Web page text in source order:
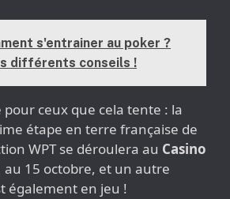
s'entrainer au poker ?
différents conseils !
pour ceux que cela tente : la
étape en terre française de
WPT se déroulera au Casino
au 15 octobre, et un autre
également en jeu !